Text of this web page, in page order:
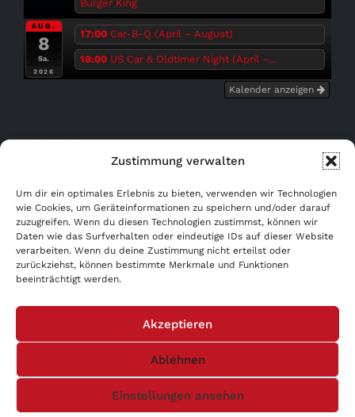
Zustimmung verwalten
Um dir ein optimales Erlebnis zu bieten, verwenden wir Technologien
wie Cookies, um Geräteinformationen zu speichern und/oder darauf
zuzugreifen. Wenn du diesen Technologien zustimmst, können wir
Daten wie das Surfverhalten oder eindeutige IDs auf dieser Website
verarbeiten. Wenn du deine Zustimmung nicht erteilst oder
zurückziehst, können bestimmte Merkmale und Funktionen
beeinträchtigt werden.
Akzeptieren
Ablehnen
Einstellungen ansehen
Burger King
AUG.
8
Sa.
2026
17:00 Car-B-Q (April – August)
18:00 US Car & Oldtimer Night (April –...
Kalender anzeigen
WERBUNG AB 0,- €!
AGB
Impressum